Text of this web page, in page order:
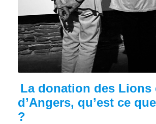
La donation des Lions
d’Angers, qu’est ce
?